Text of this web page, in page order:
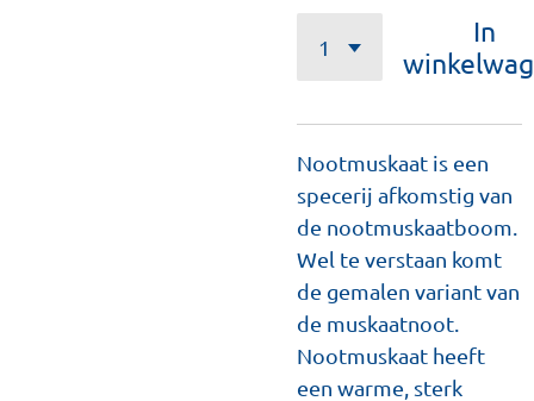
In
Nootmuskaat is een
specerij afkomstig van
de nootmuskaatboom.
Wel te verstaan komt
de gemalen variant van
de muskaatnoot.
Nootmuskaat heeft
een warme, sterk